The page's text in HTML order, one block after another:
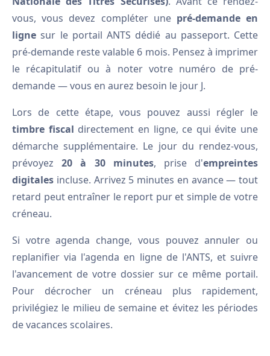
vous, vous devez compléter une pré-demande en
ligne sur le portail ANTS dédié au passeport. Cette
pré-demande reste valable 6 mois. Pensez à imprimer
le récapitulatif ou à noter votre numéro de pré-
demande — vous en aurez besoin le jour J.
Lors de cette étape, vous pouvez aussi régler le
timbre fiscal directement en ligne, ce qui évite une
démarche supplémentaire. Le jour du rendez-vous,
prévoyez20 à 30 minutes, prise d'empreintes
digitales incluse. Arrivez 5 minutes en avance — tout
retard peut entraîner le report pur et simple de votre
créneau.
Si votre agenda change, vous pouvez annuler ou
replanifier via l'agenda en ligne de l'ANTS, et suivre
l'avancement de votre dossier sur ce même portail.
Pour décrocher un créneau plus rapidement,
privilégiez le milieu de semaine et évitez les périodes
de vacances scolaires.